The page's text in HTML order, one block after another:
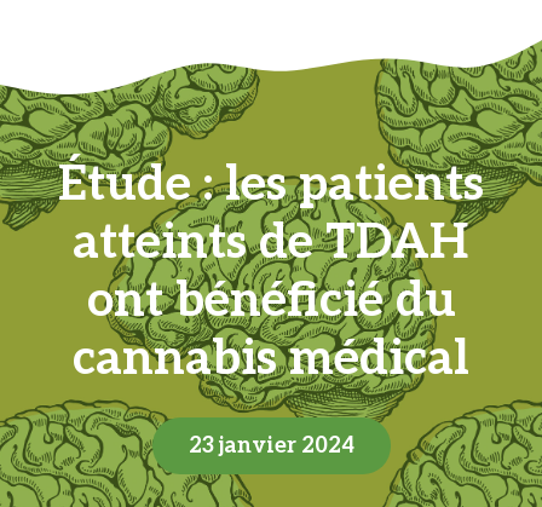
Étude : les patients
atteints de TDAH
ont bénéficié du
cannabis médical
23 janvier 2024